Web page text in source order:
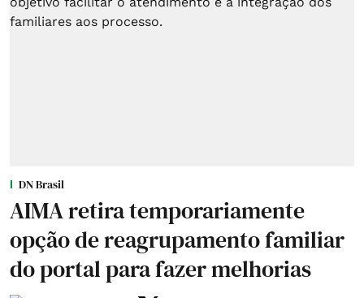
DN Brasil
AIMA retira temporariamente
opção de reagrupamento familiar
do portal para fazer melhorias